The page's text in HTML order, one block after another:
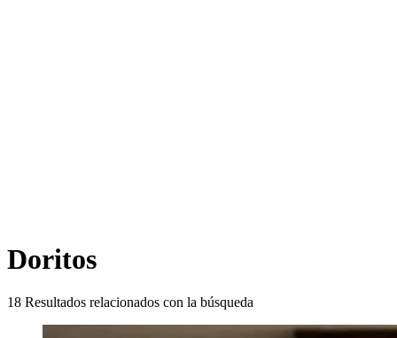
Doritos
18 Resultados relacionados con la búsqueda